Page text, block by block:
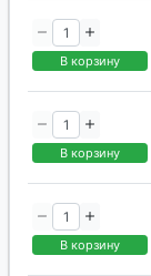
В корзину
В корзину
В корзину